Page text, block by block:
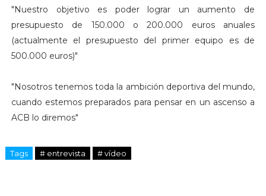
"Nuestro objetivo es poder lograr un aumento de
presupuesto de 150.000 o 200.000 euros anuales
(actualmente el presupuesto del primer equipo es de
500.000 euros)"
"Nosotros tenemos toda la ambición deportiva del mundo,
cuando estemos preparados para pensar en un ascenso a
ACB lo diremos"
Tags # entrevista # vídeo